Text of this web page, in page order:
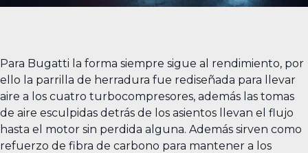
Para Bugatti la forma siempre sigue al rendimiento, por
ello la parrilla de herradura fue rediseñada para llevar
aire a los cuatro turbocompresores, además las tomas
de aire esculpidas detrás de los asientos llevan el flujo
hasta el motor sin perdida alguna. Además sirven como
refuerzo de fibra de carbono para mantener a los